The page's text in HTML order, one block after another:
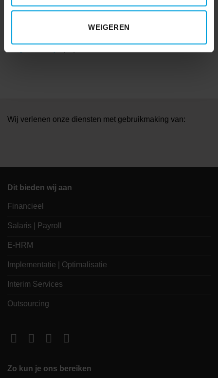
WEIGEREN
WKR(7)
Wij verlenen onze diensten met gebruikmaking van:
Dit bieden wij aan
Financieel
Salaris | Payroll
E-HRM
Implementatie | Optimalisatie
Interim Services
Outsourcing
Zo kun je ons bereiken